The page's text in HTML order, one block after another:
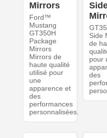
Mirrors
Ford™
Mustang
GT350H
Package
Mirrors
Mirrors de
haute qualité
utilisé pour
une
apparence et
des
performances
personnalisées.
Side
de
pour
des